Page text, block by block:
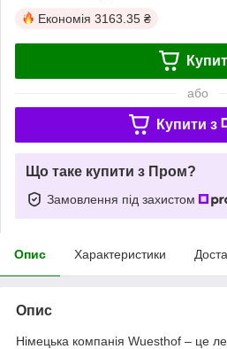
Економія 3163.35 ₴
або
Купити з
Що таке купити з Пром?
Замовлення під захистом
Опис Характеристики
Опис
Німецька компанія Wuesthof – це